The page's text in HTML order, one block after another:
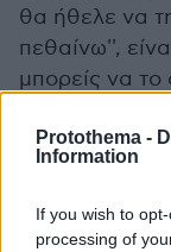
Protothema -
Information
If you wish to
processing of
θα ήθελε να
πεθαίνω'',
μπορείς να το
έκανε
που δεν